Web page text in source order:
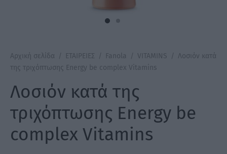
Αρχική σελίδα / ΕΤΑΙΡΕΙΕΣ / Fanola / VITAMINS / Λοσιόν κατά
της τριχόπτωσης Energy be complex Vitamins
Λοσιόν κατά της
τριχόπτωσης Energy be
complex Vitamins
Xanitalia